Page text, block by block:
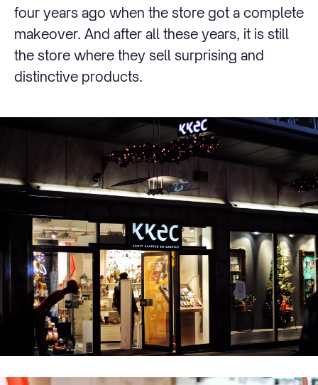
four years ago when the store got a complete
makeover. And after all these years, it is still
the store where they sell surprising and
distinctive products.